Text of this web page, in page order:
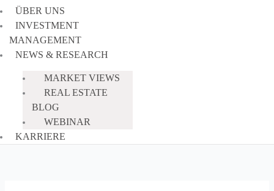
ÜBER UNS
INVESTMENT
MANAGEMENT
NEWS & RESEARCH
MARKET VIEWS
REAL ESTATE
BLOG
WEBINAR
KARRIERE